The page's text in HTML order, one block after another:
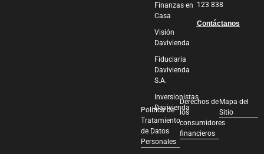
Finanzas en
Casa
Visión
Davivienda
Fiduciaria
Davivienda
S.A.
Inversionistas
Davivienda
123 838
Contáctanos
Política de
Tratamiento
de Datos
Personales
Derechos de
los
consumidores
financieros
Mapa del
Sitio